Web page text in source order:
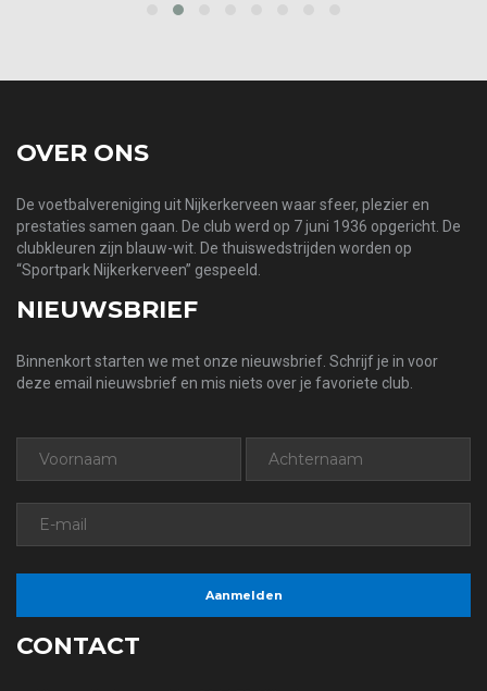
OVER ONS
De voetbalvereniging uit Nijkerkerveen waar sfeer, plezier en
prestaties samen gaan. De club werd op 7 juni 1936 opgericht. De
clubkleuren zijn blauw-wit. De thuiswedstrijden worden op
“Sportpark Nijkerkerveen” gespeeld.
NIEUWSBRIEF
Binnenkort starten we met onze nieuwsbrief. Schrijf je in voor
deze email nieuwsbrief en mis niets over je favoriete club.
CONTACT